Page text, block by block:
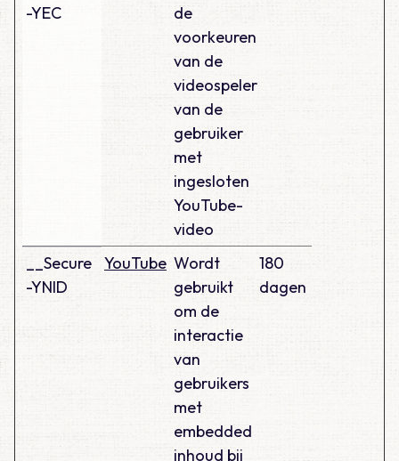
-YEC
de
voorkeuren
van de
videospeler
van de
gebruiker
met
ingesloten
YouTube-
video
__Secure
-YNID
YouTube Wordt
gebruikt
om de
interactie
van
gebruikers
met
embedded
inhoud bij
180
dagen